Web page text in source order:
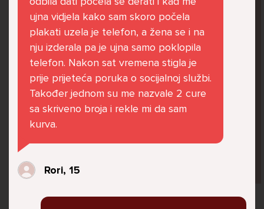
i drugih drugih društvenih mreža. Sad opet
razgovaramo no jako teško. Stalno provodim
vrijeme učeći ili trenirajući moje pse jako sam
vezana za njih te ih jako volim Često
razgovaram s mamom no ne želim joj sve reći
jer me ne shvaća. Ponekad želim skočiti sa
balkona svoje kuće. Neznam što da više
radim.
Lana, 12
ujna vidjela kako sam skoro počela
plakati uzela je telefon, a žena se i na
nju izderala pa je ujna samo poklopila
telefon. Nakon sat vremena stigla je
prije prijeteća poruka o socijalnoj službi.
Također jednom su me nazvale 2 cure
sa skriveno broja i rekle mi da sam
kurva.
Rori, 15